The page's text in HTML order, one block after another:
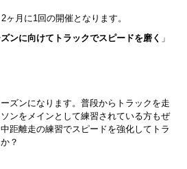
月に1回の開催となります。
ンに向けてトラックでスピードを磨く 」
ズンになります。普段からトラックを走
ンをメインとして練習されている方もぜ
距離走の練習でスピードを強化してトラ
？